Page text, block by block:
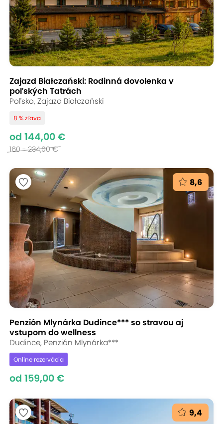
Zajazd Białczański: Rodinná dovolenka v
poľských Tatrách
Poľsko, Zajazd Białczański
8 % zľava
od 144,00 €
160 - 234,00 €
8,6
Penzión Mlynárka Dudince*** so stravou aj
vstupom do wellness
Dudince, Penzión Mlynárka***
Online rezervácia
od 159,00 €
9,4